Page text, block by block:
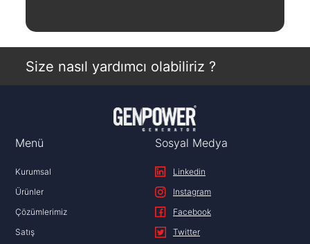
İncele
Size nasıl yardımcı olabiliriz ?
Menü
Kurumsal
Ürünler
Çözümlerimiz
Satış
Sosyal Medya
Linkedin
Instagram
Facebook
Twitter